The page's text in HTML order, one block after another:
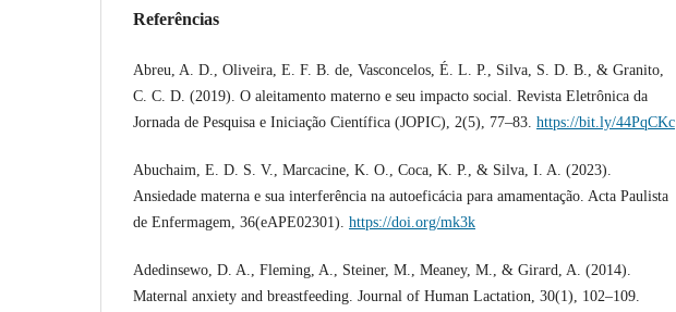
Referências
Abreu, A. D., Oliveira, E. F. B. de, Vasconcelos, É. L. P., Silva, S. D. B., & Granito,
C. C. D. (2019). O aleitamento materno e seu impacto social. Revista Eletrônica da
Jornada de Pesquisa e Iniciação Científica (JOPIC), 2(5), 77–83. https://bit.ly/44PqCKc
Abuchaim, E. D. S. V., Marcacine, K. O., Coca, K. P., & Silva, I. A. (2023).
Ansiedade materna e sua interferência na autoeficácia para amamentação. Acta Paulista
de Enfermagem, 36(eAPE02301). https://doi.org/mk3k
Adedinsewo, D. A., Fleming, A., Steiner, M., Meaney, M., & Girard, A. (2014).
Maternal anxiety and breastfeeding. Journal of Human Lactation, 30(1), 102–109.